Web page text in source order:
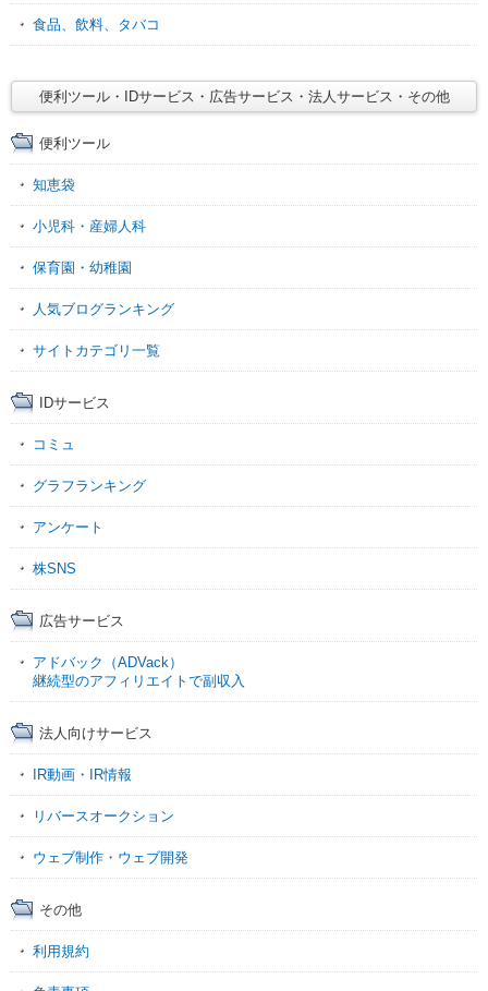
食品、飲料、タバコ
便利ツール・IDサービス・広告サービス・法人サービス・その他
便利ツール
知恵袋
小児科・産婦人科
保育園・幼稚園
人気ブログランキング
サイトカテゴリ一覧
IDサービス
コミュ
グラフランキング
アンケート
株SNS
広告サービス
アドバック（ADVack）
継続型のアフィリエイトで副収入
法人向けサービス
IR動画・IR情報
リバースオークション
ウェブ制作・ウェブ開発
その他
利用規約